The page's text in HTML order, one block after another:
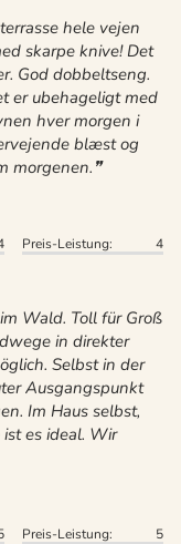
hele vejen
skarpe knive! Det
God dobbeltseng.
er ubehageligt med
hver morgen i
blæst og
morgenen.
Preis-Leistung:
4
Wald. Toll für Groß
in direkter
Selbst in der
Ausgangspunkt
Im Haus selbst,
es ideal. Wir
Preis-Leistung:
5